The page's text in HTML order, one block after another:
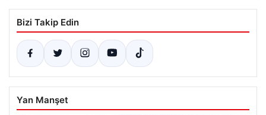
Bizi Takip Edin
Yan Manşet